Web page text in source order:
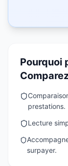
Pourquoi
prestations.
Lecture
surpayer.